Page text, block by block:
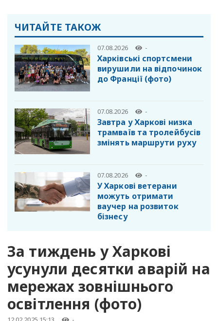
ЧИТАЙТЕ ТАКОЖ
07.08.2026 -
Харківські спортсмени
вирушили на відпочинок
до Франції (фото)
07.08.2026 -
Завтра у Харкові низка
трамваїв та тролейбусів
змінять маршрути руху
07.08.2026 -
У Харкові ветерани
можуть отримати
ваучер на розвиток
бізнесу
За тиждень у Харкові
усунули десятки аварій на
мережах зовнішнього
освітлення (фото)